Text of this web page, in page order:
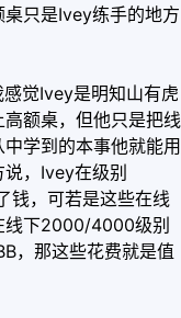
只是Ivey练手的地方
觉Ivey是明知山有虎
额桌，但他只是把线
学到的本事他就能用
，Ivey在级别
钱，可若是这些在线
线下2000/4000级别
，那这些花费就是值